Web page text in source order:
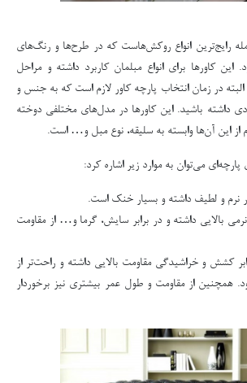
رایج‌ترین انواع روکش‌هاست که در طرح‌ها و رنگ‌های
این کاورها برای انواع مبلمان کاربرد داشته و مراحل
در زمان انتخاب پارچه کاور لازم است که به جنس و
داشته باشید. این کاورها در مدل‌های مختلفی دوخته
از این آن‌ها وابسته به سلیقه، نوع مبل و… است.
پارچه‌ای می‌توان به موارد زیر اشاره کرد:
نرم و لطیف داشته و بسیار خنک است.
بالایی داشته و در برابر سایش، گرما و… از مقاومت
کشش و خراشیدگی مقاومت بالایی داشته و راحت‌تر از
همچنین از مقاومت و طول عمر بیشتری نیز برخوردار